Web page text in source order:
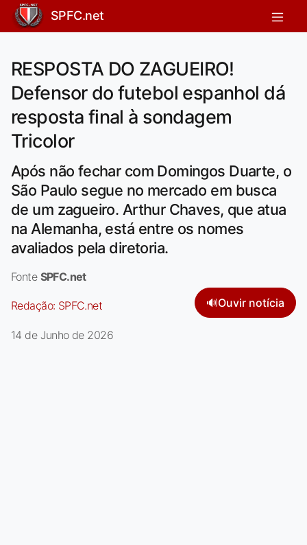
SPFC.net
RESPOSTA DO ZAGUEIRO!
Defensor do futebol espanhol dá
resposta final à sondagem
Tricolor
Após não fechar com Domingos Duarte, o
São Paulo segue no mercado em busca
de um zagueiro. Arthur Chaves, que atua
na Alemanha, está entre os nomes
avaliados pela diretoria.
Fonte SPFC.net
Redação: SPFC.net 🔊Ouvir notícia
14 de Junho de 2026